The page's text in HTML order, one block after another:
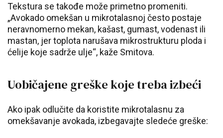
Tekstura se takođe može primetno promeniti.
„Avokado omekšan u mikrotalasnoj često postaje
neravnomerno mekan, kašast, gumast, vodenast ili
mastan, jer toplota narušava mikrostrukturu ploda i
ćelije koje sadrže ulje“, kaže Smitova.
Uobičajene greške koje treba izbeći
Ako ipak odlučite da koristite mikrotalasnu za
omekšavanje avokada, izbegavajte sledeće greške: